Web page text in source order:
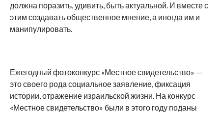
должна поразить, удивить, быть актуальной. И вместе с
этим создавать общественное мнение, а иногда им и
манипулировать.
Ежегодный фотоконкурс «Местное свидетельство» —
это своего рода социальное заявление, фиксация
истории, отражение израильской жизни. На конкурс
«Местное свидетельство» были в этого году поданы